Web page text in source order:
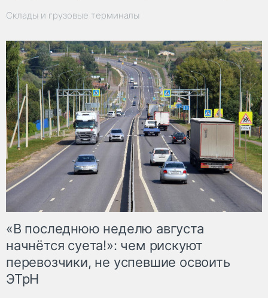
Склады и грузовые терминалы
«В последнюю неделю августа
начнётся суета!»: чем рискуют
перевозчики, не успевшие освоить
ЭТрН